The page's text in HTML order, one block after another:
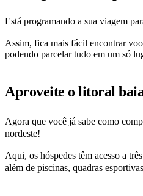
Está programando a sua viagem
Assim, fica mais fácil encontrar
podendo parcelar tudo em um só
Aproveite o litoral
Agora que você já sabe como
nordeste!
Aqui, os hóspedes têm acesso a
além de piscinas, quadras